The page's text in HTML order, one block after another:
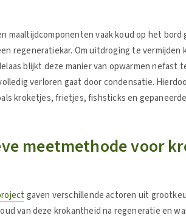
maaltijdcomponenten vaak koud op het
regeneratiekar. Om uitdroging te vermijden
blijkt deze manier van opwarmen nefast
verloren gaat door condensatie.
kroketjes, frietjes, fishsticks en
meetmethode voor
gaven verschillende actoren uit
van deze krokantheid na regeneratie en